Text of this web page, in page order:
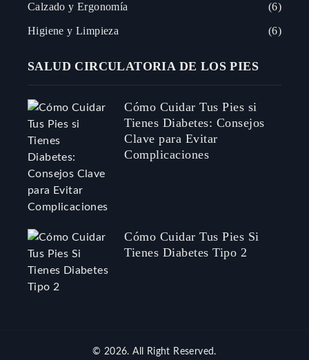
Calzado y Ergonomía 6
Higiene y Limpieza 6
SALUD CIRCULATORIA DE LOS PIES
Cómo Cuidar Tus Pies si
Tienes Diabetes: Consejos
Clave para Evitar
Complicaciones
Cómo Cuidar Tus Pies Si
Tienes Diabetes Tipo 2
© 2026. All Right Reserved.